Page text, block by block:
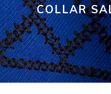
COLLAR